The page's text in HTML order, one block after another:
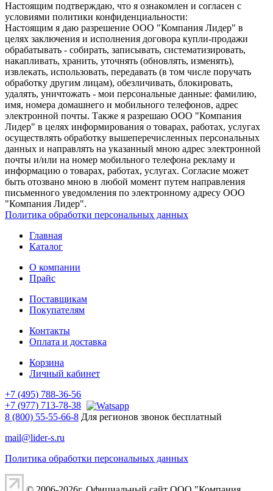
Настоящим подтверждаю, что я ознакомлен и согласен с
условиями политики конфиденциальности:
Настоящим я даю разрешение ООО "Компания Лидер" в
целях заключения и исполнения договора купли-продажи
обрабатывать - собирать, записывать, систематизировать,
накапливать, хранить, уточнять (обновлять, изменять),
извлекать, использовать, передавать (в том числе поручать
обработку другим лицам), обезличивать, блокировать,
удалять, уничтожать - мои персональные данные: фамилию,
имя, номера домашнего и мобильного телефонов, адрес
электронной почты. Также я разрешаю ООО "Компания
Лидер" в целях информирования о товарах, работах, услугах
осуществлять обработку вышеперечисленных персональных
данных и направлять на указанный мною адрес электронной
почты и/или на номер мобильного телефона рекламу и
информацию о товарах, работах, услугах. Согласие может
быть отозвано мною в любой момент путем направления
письменного уведомления по электронному адресу ООО
"Компания Лидер".
Политика обработки персональных данных
Главная
Каталог
О компании
Прайс
Поставщикам
Покупателям
Контакты
Оплата и доставка
Корзина
Личный кабинет
+7 (495) 788-36-56
+7 (977) 713-78-38
8 (800) 55-55-66-8 Для регионов звонок бесплатный
mail@lider-s.ru
Политика обработки персональных данных